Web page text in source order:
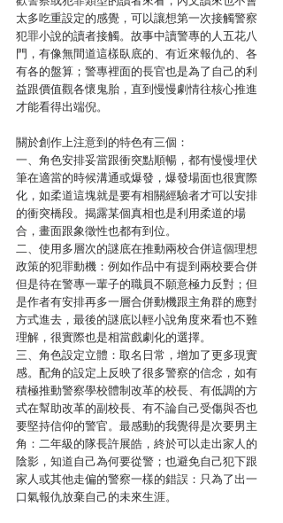
太多吃重設定的感覺，可以讓想第一次接觸警察
犯罪小說的讀者接觸。故事中讀警專的人五花八
門，有像無間道這樣臥底的、有近來報仇的、各
有各的盤算；警專裡面的長官也是為了自己的利
益跟價值觀各懷鬼胎，直到慢慢劇情往核心推進
才能看得出端倪。
關於創作上注意到的特色有三個：
一、角色安排妥當跟衝突點順暢，都有慢慢埋伏
筆在適當的時候溝通或爆發，爆發場面也很實際
化，如柔道這塊就是要有相關經驗者才可以安排
的衝突橋段。揭露某個真相也是利用柔道的場
合，畫面跟象徵性也都有到位。
二、使用多層次的謎底在推動兩校合併這個理想
政策的犯罪動機：例如作品中有提到兩校要合併
但是待在警專一輩子的職員不願意極力反對；但
是作者有安排再多一層合併動機跟主角群的應對
方式進去，最後的謎底以輕小說角度來看也不難
理解，很實際也是相當戲劇化的選擇。
三、角色設定立體：取名日常，增加了更多現實
感。配角的設定上反映了很多警察的信念，如有
積極推動警察學校體制改革的校長、有低調的方
式在幫助改革的副校長、有不論自己受傷與否也
要堅持信仰的警官。最感動的我覺得是次要男主
角：二年級的隊長許展皓，終於可以走出家人的
陰影，知道自己為何要從警；也避免自己犯下跟
家人或其他走偏的警察一樣的錯誤：只為了出一
口氣報仇放棄自己的未來生涯。